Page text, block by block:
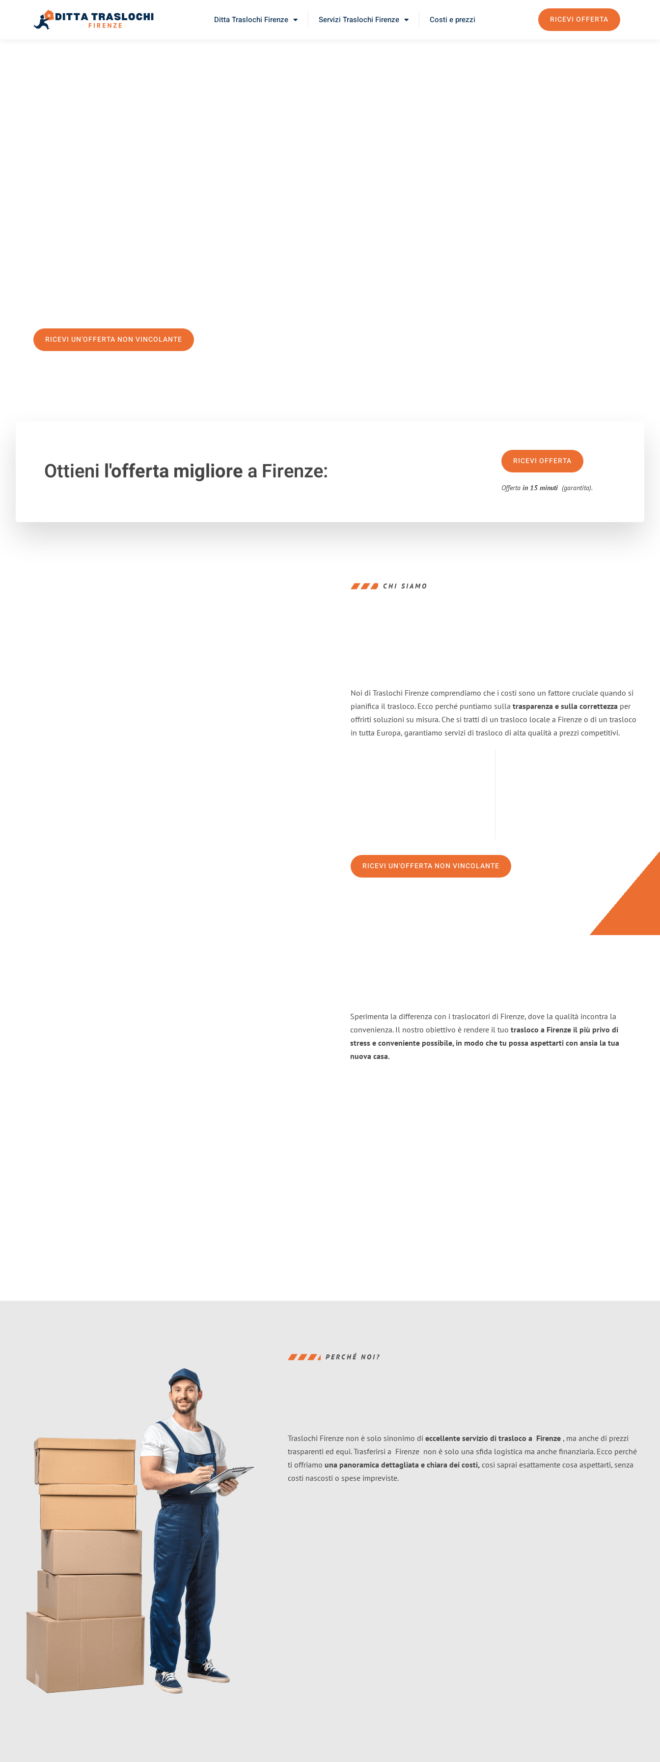
Ditta Traslochi Firenze Servizi Traslochi Firenze Costi e prezzi RICEVI OFFERTA
RICEVI UN'OFFERTA NON VINCOLANTE
Ottieni l'offerta migliorea Firenze: RICEVI OFFERTA
Offertain 15 minuti (garantita).
CHI SIAMO
Noi di Traslochi Firenze comprendiamo che i costi sono un fattore cruciale quando si
pianifica il trasloco. Ecco perché puntiamo sulla trasparenza e sulla correttezza per
offrirti soluzioni su misura. Che si tratti di un trasloco locale a Firenze o di un trasloco
in tutta Europa, garantiamo servizi di trasloco di alta qualità a prezzi competitivi.
RICEVI UN'OFFERTA NON VINCOLANTE
Sperimenta la differenza con i traslocatori di Firenze, dove la qualità incontra la
convenienza. Il nostro obiettivo è rendere il tuo trasloco a Firenze il più privo di
stress e conveniente possibile, in modo che tu possa aspettarti con ansia la tua
nuova casa.
PERCHÉ NOI?
Traslochi Firenze non è solo sinonimo di eccellente servizio di trasloco a Firenze , ma anche di prezzi
trasparenti ed equi. Trasferirsi a Firenze non è solo una sfida logistica ma anche finanziaria. Ecco perché
ti offriamo una panoramica dettagliata e chiara dei costi, così saprai esattamente cosa aspettarti, senza
costi nascosti o spese impreviste.